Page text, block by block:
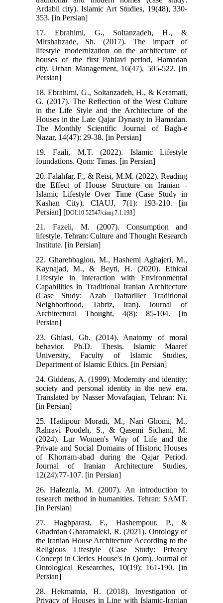
Ardabil city). Islamic Art Studies, 19(48), 330-
353. [in Persian]
17. Ebrahimi, G., Soltanzadeh, H., &
Mirshahzade, Sh. (2017). The impact of
lifestyle modernization on the architecture of
houses of the first Pahlavi period, Hamadan
city. Urban Management, 16(47), 505-522. [in
Persian]
18. Ebrahimi, G., Soltanzadeh, H., & Keramati,
G. (2017). The Reflection of the West Culture
in the Life Style and the Architecture of the
Houses in the Late Qajar Dynasty in Hamadan.
The Monthly Scientific Journal of Bagh-e
Nazar, 14(47): 29-38. [in Persian]
19. Faali, M.T. (2022). Islamic Lifestyle
foundations. Qom: Timas. [in Persian]
20. Falahfar, F., & Reisi, M.M. (2022). Reading
the Effect of House Structure on Iranian -
Islamic Lifestyle Over Time (Case Study in
Kashan City). CIAUJ, 7(1): 193-210. [in
Persian] [DOI:10.52547/ciauj.7.1.193]
21. Fazeli, M. (2007). Consumption and
lifestyle. Tehran: Culture and Thought Research
Institute. [in Persian]
22. Gharehbaglou, M., Hashemi Aghajeri, M.,
Kaynajad, M., & Beyti, H. (2020). Ethical
Lifestyle in Interaction with Environmental
Capabilities in Traditional Iranian Architecture
(Case Study: Azab Daftariller Traditional
Neighborhood, Tabriz, Iran). Journal of
Architectural Thought, 4(8): 85-104. [in
Persian]
23. Ghiasi, Gh. (2014). Anatomy of moral
behavior. Ph.D. Thesis. Islamic Maaref
University, Faculty of Islamic Studies,
Department of Islamic Ethics. [in Persian]
24. Giddens, A. (1999). Modernity and identity:
society and personal identity in the new era.
Translated by Nasser Movafaqian, Tehran: Ni.
[in Persian]
25. Hadipour Moradi, M., Nari Ghomi, M.,
Rahravi Poodeh, S., & Qasemi Sichani, M.
(2024). Lur Women's Way of Life and the
Private and Social Domains of Historic Houses
of Khorram-abad during the Qajar Period.
Journal of Iranian Architecture Studies,
12(24):77-107. [in Persian]
26. Hafeznia, M. (2007). An introduction to
research method in humanities. Tehran: SAMT.
[in Persian]
27. Haghparast, F., Hashempour, P., &
Ghadrdan Gharamaleki, R. (2021). Ontology of
the Iranian House Architecture According to the
Religious Lifestyle (Case Study: Privacy
Concept in Clerics House's in Qom). Journal of
Ontological Researches, 10(19): 161-190. [in
Persian]
28. Hekmatnia, H. (2018). Investigation of
Privacy of Houses in Line with Islamic-Iranian